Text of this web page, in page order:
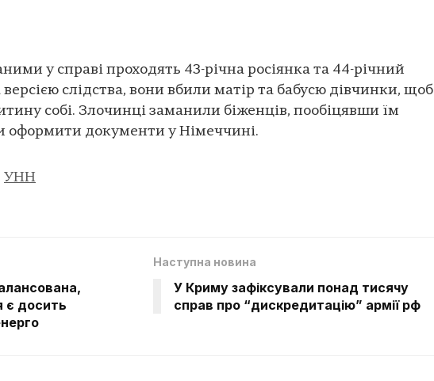
у справі проходять 43-річна росіянка та 44-річний
слідства, вони вбили матір та бабусю дівчинки, щоб
собі. Злочинці заманили біженців, пообіцявши їм
оформити документи у Німеччині.
УНН
є досить
Наступна новина
У Криму зафіксували понад тисячу
справ про “дискредитацію” армії рф